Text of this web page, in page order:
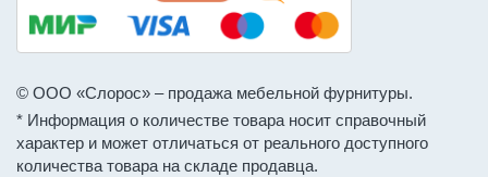
© ООО «Слорос» – продажа мебельной фурнитуры.
* Информация о количестве товара носит справочный
характер и может отличаться от реального доступного
количества товара на складе продавца.